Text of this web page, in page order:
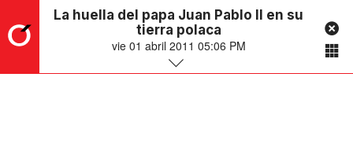
La huella del papa Juan Pablo II en su
tierra polaca
vie 01 abril 2011 05:06 PM